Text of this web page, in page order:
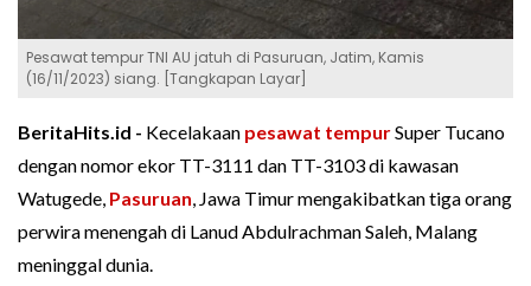
Pesawat tempur TNI AU jatuh di Pasuruan, Jatim, Kamis
(16/11/2023) siang. [Tangkapan Layar]
BeritaHits.id - Kecelakaan pesawat tempurSuper Tucano
dengan nomor ekor TT-3111 dan TT-3103 di kawasan
Watugede, Pasuruan, Jawa Timur mengakibatkan tiga orang
perwira menengah di Lanud Abdulrachman Saleh, Malang
meninggal dunia.